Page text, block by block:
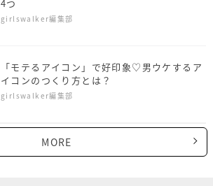
4つ
girlswalker編集部
「モテるアイコン」で好印象♡男ウケするア
イコンのつくり方とは？
girlswalker編集部
MORE